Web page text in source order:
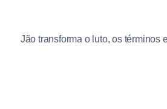
Jão transforma o luto, os términos